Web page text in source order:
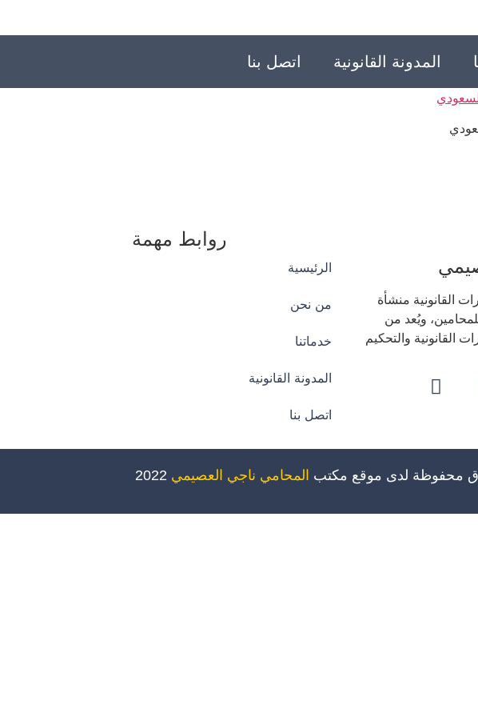
المدونة القانونية اتصل بنا
القانونية منشأة
ويُعد من
القانونية والتحكيم
روابط مهمة
الرئيسية
من نحن
خدماتنا
المدونة القانونية
اتصل بنا
محفوظة لدى موقع مكتب المحامي ناجي العصيمي